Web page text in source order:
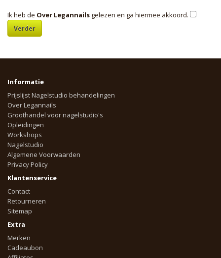
Ik heb de Over Legannails gelezen en ga hiermee akkoord.
Informatie
Prijslijst Nagelstudio behandelingen
Over Legannails
Groothandel voor nagelstudio's
Opleidingen
Workshops
Nagelstudio
Algemene Voorwaarden
Privacy Policy
Klantenservice
Contact
Retourneren
Sitemap
Extra
Merken
Cadeaubon